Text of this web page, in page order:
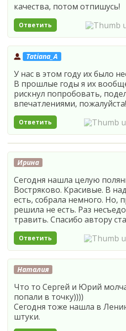
качества, потом отпишусь!
Ответить
Tatiana_A
У нас в этом году их было
В прошлые годы я их
рискнул попробовать,
впечатлениями, пожалуйста!
Ответить
Ирина
Сегодня нашла целую
Востряково. Красивые. В
есть, собрала немного. Но,
решила не есть. Раз
травить. Спасибо автору
Ответить
Наталия
Что то Сергей и Юрий
попали в точку))))
Сегодня тоже нашла в
штуки.